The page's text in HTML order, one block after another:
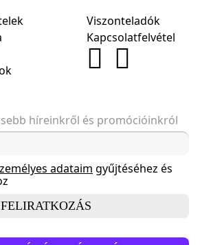
Viszonteladók
Kapcsolatfelvétel
híreinkről és promócióinkról
adataim gyűjtéséhez és
FELIRATKOZÁS